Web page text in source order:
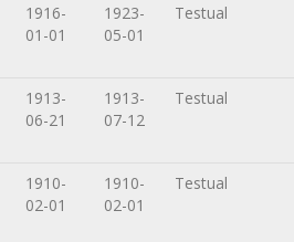
1916-
01-01
1923-
05-01
Testual
1913-
06-21
1913-
07-12
Testual
1910-
02-01
1910-
02-01
Testual